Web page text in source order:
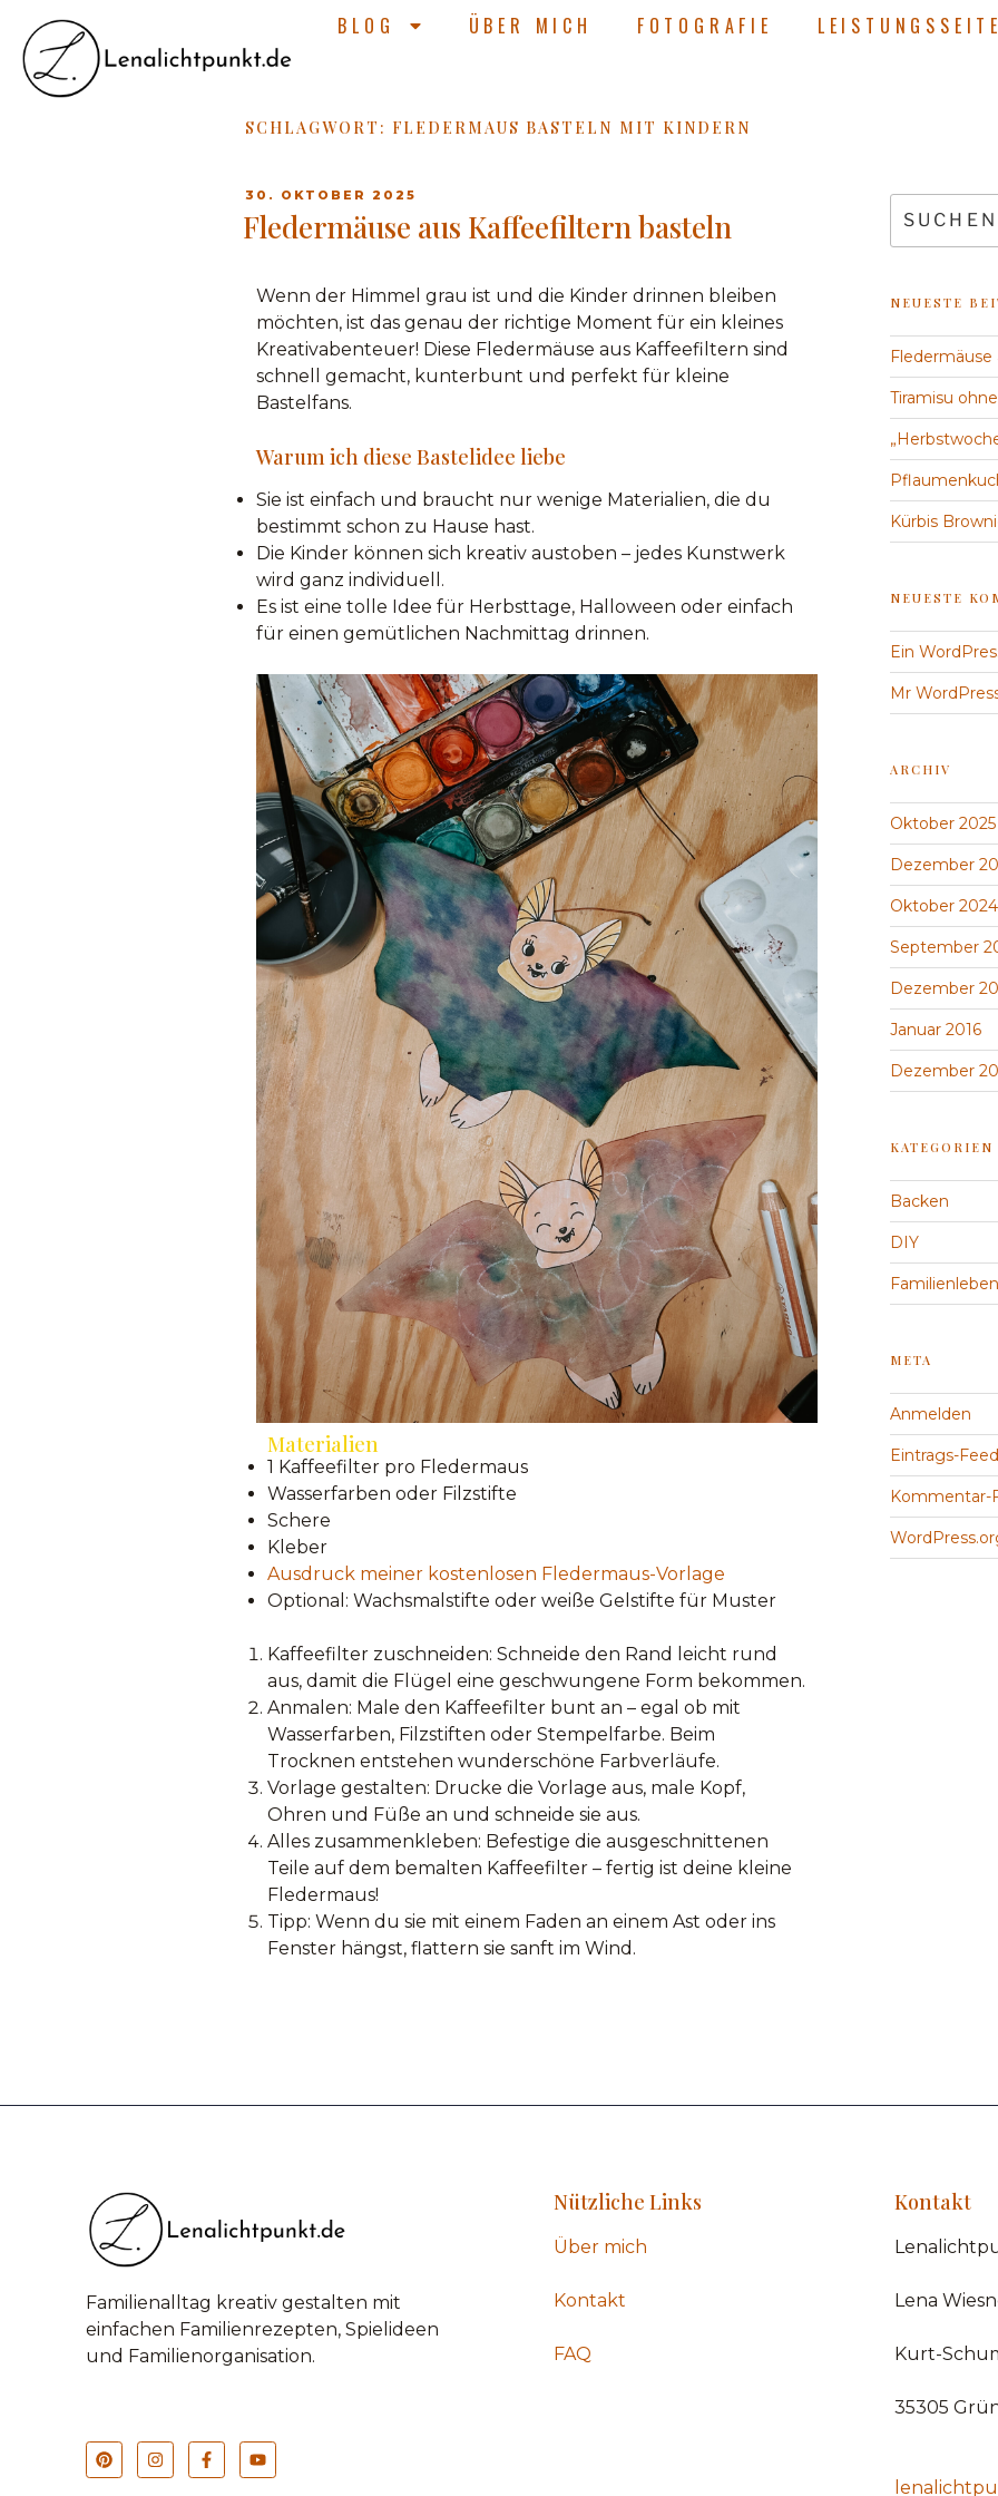
BLOG ÜBER MICH FOTOGRAFIE
SCHLAGWORT: FLEDERMAUS BASTELN MIT KINDERN
30. OKTOBER 2025
Fledermäuse aus Kaffeefiltern basteln
Wenn der Himmel grau ist und die Kinder drinnen bleiben
möchten, ist das genau der richtige Moment für ein kleines
Kreativabenteuer! Diese Fledermäuse aus Kaffeefiltern sind
schnell gemacht, kunterbunt und perfekt für kleine
Bastelfans.
Warum ich diese Bastelidee liebe
Sie ist einfach und braucht nur wenige Materialien, die du
bestimmt schon zu Hause hast.
Die Kinder können sich kreativ austoben – jedes Kunstwerk
wird ganz individuell.
Es ist eine tolle Idee für Herbsttage, Halloween oder einfach
für einen gemütlichen Nachmittag drinnen.
Materialien
1 Kaffeefilter pro Fledermaus
Wasserfarben oder Filzstifte
Schere
Kleber
Ausdruck meiner kostenlosen Fledermaus-Vorlage
Optional: Wachsmalstifte oder weiße Gelstifte für Muster
Kaffeefilter zuschneiden: Schneide den Rand leicht rund
aus, damit die Flügel eine geschwungene Form bekommen.
Anmalen: Male den Kaffeefilter bunt an – egal ob mit
Wasserfarben, Filzstiften oder Stempelfarbe. Beim
Trocknen entstehen wunderschöne Farbverläufe.
Vorlage gestalten: Drucke die Vorlage aus, male Kopf,
Ohren und Füße an und schneide sie aus.
Alles zusammenkleben: Befestige die ausgeschnittenen
Teile auf dem bemalten Kaffeefilter – fertig ist deine kleine
Fledermaus!
Tipp: Wenn du sie mit einem Faden an einem Ast oder ins
Fenster hängst, flattern sie sanft im Wind.
NEUESTE
Tiramisu
Kürbis
NEUESTE
Ein
Mr
ARCHIV
Oktober 2025
Dezember
Oktober 2024
September
Dezember
Januar 2016
Dezember
KATEGORIEN
Backen
DIY
Familienleben
META
Anmelden
Eintrags-Feed
Kommentar-
Familienalltag kreativ gestalten mit
einfachen Familienrezepten, Spielideen
und Familienorganisation.
Nützliche Links
Über mich
Kontakt
FAQ
Kontakt
Lena
Kurt-
35305